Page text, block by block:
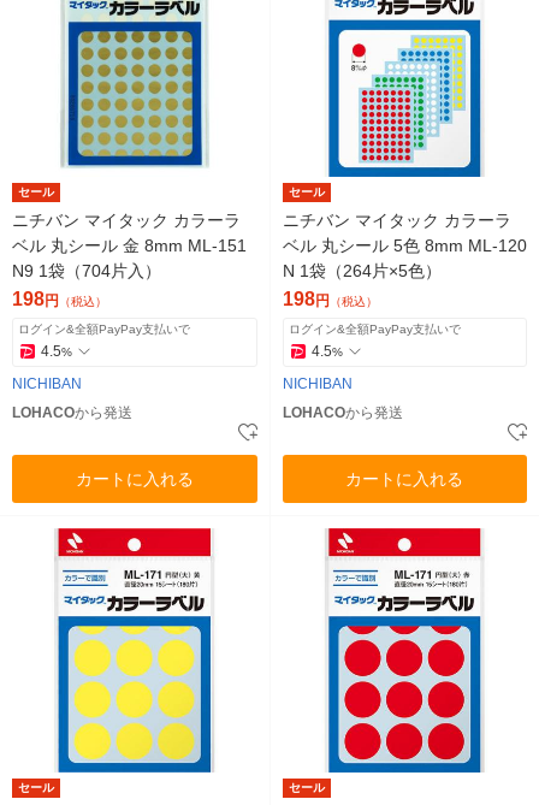
セール
ニチバン マイタック カラーラ
ベル 丸シール 金 8mm ML-151
N9 1袋（704片入）
198円 （税込）
ログイン&全額PayPay支払いで
4.5%
NICHIBAN
LOHACOから発送
カートに入れる
セール
ニチバン マイタック カラーラ
ベル 丸シール 5色 8mm ML-120
N 1袋（264片×5色）
198円 （税込）
ログイン&全額PayPay支払いで
4.5%
NICHIBAN
LOHACOから発送
カートに入れる
セール セール